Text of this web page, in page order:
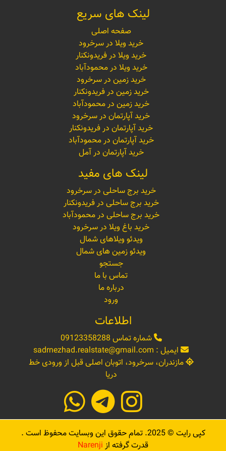
لینک های سریع
صفحه اصلی
خرید ویلا در سرخرود
خرید ویلا در فریدونکنار
خرید ویلا در محمودآباد
خرید زمین در سرخرود
خرید زمین در فریدونکنار
خرید زمین در محمودآباد
خرید آپارتمان در سرخرود
خرید آپارتمان در فریدونکنار
خرید آپارتمان در محمودآباد
خرید آپارتمان در آمل
لینک های مفید
خرید برج ساحلی در سرخرود
خرید برج ساحلی در فریدونکنار
خرید برج ساحلی در محمودآباد
خرید باغ ویلا در سرخرود
ویدئو ویلاهای شمال
ویدئو زمین های شمال
جستجو
تماس با ما
درباره ما
ورود
اطلاعات
شماره تماس 09123358288
ایمیل : sadrnezhad.realstate@gmail.com
مازندران، سرخرود، اتوبان اصلی قبل از ورودی خط
دریا
کپی رایت ©2025. تمام حقوق این وبسایت محفوظ است .
قدرت گرفته از Narenji